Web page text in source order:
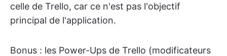
celle de Trello, car ce n'est pas l'objectif
principal de l'application.
Bonus : les Power-Ups de Trello (modificateurs